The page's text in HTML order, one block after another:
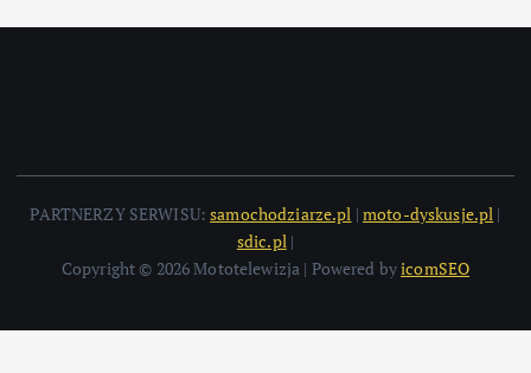
PARTNERZY SERWISU:samochodziarze.pl | moto-dyskusje.pl |
sdic.pl|
Copyright © 2026 Mototelewizja | Powered byicomSEO